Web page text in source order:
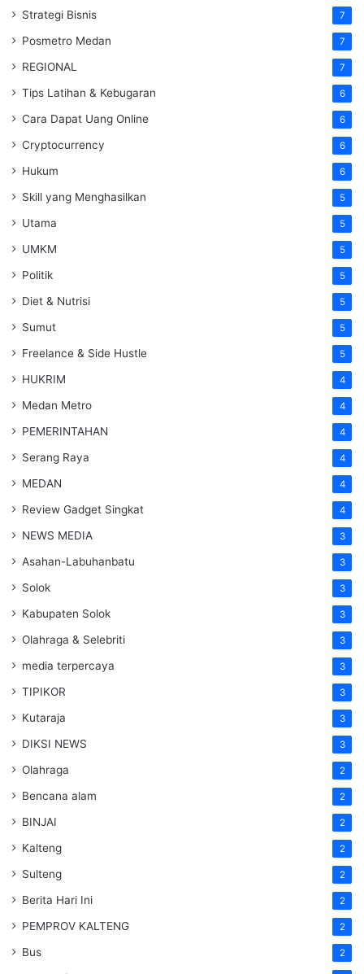
Strategi Bisnis 7
Posmetro Medan 7
REGIONAL 7
Tips Latihan & Kebugaran 6
Cara Dapat Uang Online 6
Cryptocurrency 6
Hukum 6
Skill yang Menghasilkan 5
Utama 5
UMKM 5
Politik 5
Diet & Nutrisi 5
Sumut 5
Freelance & Side Hustle 5
HUKRIM 4
Medan Metro 4
PEMERINTAHAN 4
Serang Raya 4
MEDAN 4
Review Gadget Singkat 4
NEWS MEDIA 3
Asahan-Labuhanbatu 3
Solok 3
Kabupaten Solok 3
Olahraga & Selebriti 3
media terpercaya 3
TIPIKOR 3
Kutaraja 3
DIKSI NEWS 3
Olahraga 2
Bencana alam 2
BINJAI 2
Kalteng 2
Sulteng 2
Berita Hari Ini 2
PEMPROV KALTENG 2
Bus 2